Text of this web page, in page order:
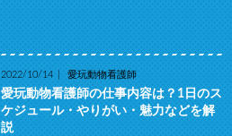
2022/10/14 愛玩動物看護師
愛玩動物看護師の仕事内容は？1日のス
ケジュール・やりがい・魅力などを解
説